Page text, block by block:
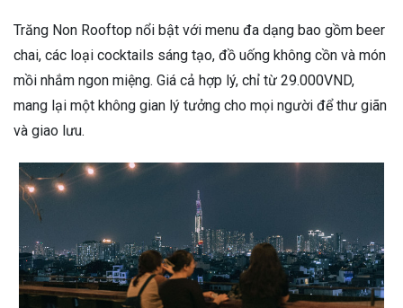
Trăng Non Rooftop nổi bật với menu đa dạng bao gồm beer
chai, các loại cocktails sáng tạo, đồ uống không cồn và món
mồi nhắm ngon miệng. Giá cả hợp lý, chỉ từ 29.000VND,
mang lại một không gian lý tưởng cho mọi người để thư giãn
và giao lưu.